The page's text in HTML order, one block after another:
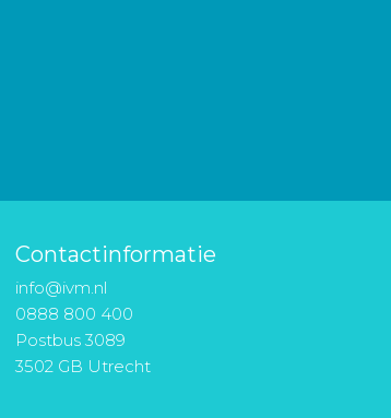
Contactinformatie
info@ivm.nl
0888 800 400
Postbus 3089
3502 GB Utrecht